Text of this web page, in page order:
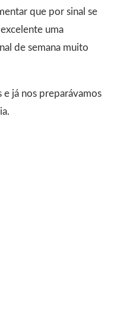
que por sinal se
uma
de semana muito
e já nos preparávamos